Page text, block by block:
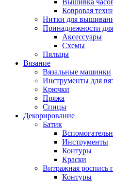
Вышивка
Ковровая
Нитки для
Принадлежности
Аксессуары
Схемы
Пяльцы
Вязание
Вязальные машинки
Инструменты для
Крючки
Пряжа
Спицы
Декорирование
Батик
Инструменты
Контуры
Краски
Витражная роспись
Контуры